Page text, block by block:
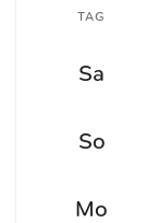
TAG
Sa
So
Mo